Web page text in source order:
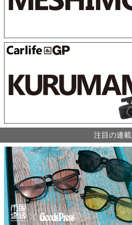
注目の連載